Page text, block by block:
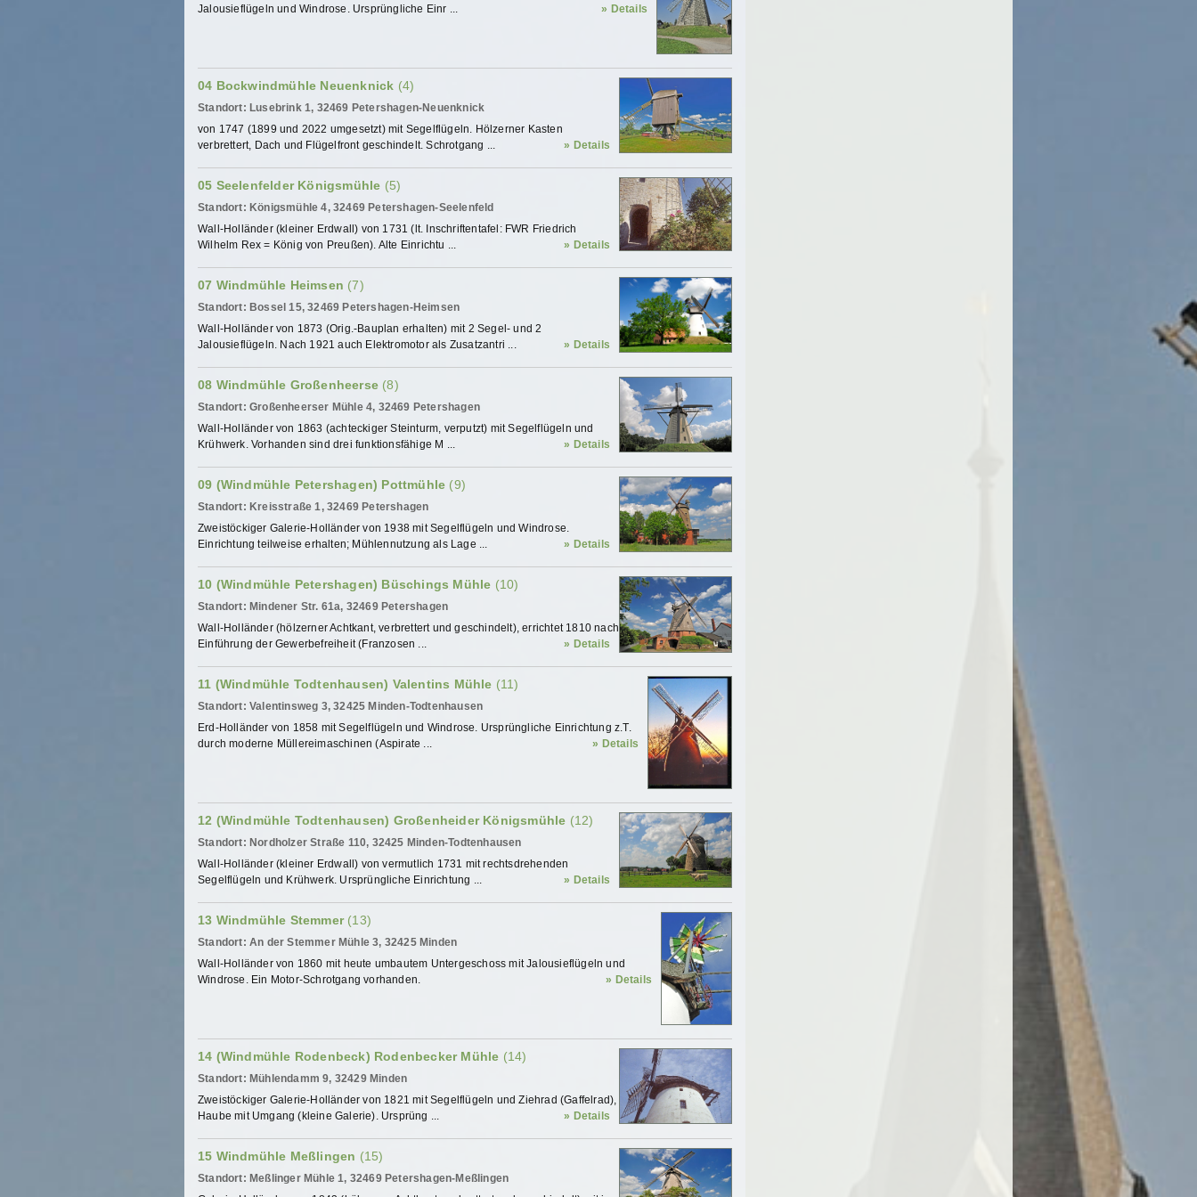
Jalousieflügeln und Windrose. Ursprüngliche Einr ... » Details
04 Bockwindmühle Neuenknick (4)
Standort: Lusebrink 1, 32469 Petershagen-Neuenknick
von 1747 (1899 und 2022 umgesetzt) mit Segelflügeln. Hölzerner Kasten
verbrettert, Dach und Flügelfront geschindelt. Schrotgang ...
» Details
05 Seelenfelder Königsmühle (5)
Standort: Königsmühle 4, 32469 Petershagen-Seelenfeld
Wall-Holländer (kleiner Erdwall) von 1731 (lt. Inschriftentafel: FWR Friedrich
Wilhelm Rex = König von Preußen). Alte Einrichtu ...
» Details
07 Windmühle Heimsen (7)
Standort: Bossel 15, 32469 Petershagen-Heimsen
Wall-Holländer von 1873 (Orig.-Bauplan erhalten) mit 2 Segel- und 2
Jalousieflügeln. Nach 1921 auch Elektromotor als Zusatzantri ...
» Details
08 Windmühle Großenheerse (8)
Standort: Großenheerser Mühle 4, 32469 Petershagen
Wall-Holländer von 1863 (achteckiger Steinturm, verputzt) mit Segelflügeln und
Krühwerk. Vorhanden sind drei funktionsfähige M ...
» Details
09 (Windmühle Petershagen) Pottmühle (9)
Standort: Kreisstraße 1, 32469 Petershagen
Zweistöckiger Galerie-Holländer von 1938 mit Segelflügeln und Windrose.
Einrichtung teilweise erhalten; Mühlennutzung als Lage ...
» Details
10 (Windmühle Petershagen) Büschings Mühle (10)
Standort: Mindener Str. 61a, 32469 Petershagen
Wall-Holländer (hölzerner Achtkant, verbrettert und geschindelt), errichtet 1810 nach
Einführung der Gewerbefreiheit (Franzosen ...
» Details
11 (Windmühle Todtenhausen) Valentins Mühle (11)
Standort: Valentinsweg 3, 32425 Minden-Todtenhausen
Erd-Holländer von 1858 mit Segelflügeln und Windrose. Ursprüngliche Einrichtung z.T.
durch moderne Müllereimaschinen (Aspirate ...
» Details
12 (Windmühle Todtenhausen) Großenheider Königsmühle (12)
Standort: Nordholzer Straße 110, 32425 Minden-Todtenhausen
Wall-Holländer (kleiner Erdwall) von vermutlich 1731 mit rechtsdrehenden
Segelflügeln und Krühwerk. Ursprüngliche Einrichtung ...
» Details
13 Windmühle Stemmer (13)
Standort: An der Stemmer Mühle 3, 32425 Minden
Wall-Holländer von 1860 mit heute umbautem Untergeschoss mit Jalousieflügeln und
Windrose. Ein Motor-Schrotgang vorhanden.
» Details
14 (Windmühle Rodenbeck) Rodenbecker Mühle (14)
Standort: Mühlendamm 9, 32429 Minden
Zweistöckiger Galerie-Holländer von 1821 mit Segelflügeln und Ziehrad (Gaffelrad),
Haube mit Umgang (kleine Galerie). Ursprüng ...
» Details
15 Windmühle Meßlingen (15)
Standort: Meßlinger Mühle 1, 32469 Petershagen-Meßlingen